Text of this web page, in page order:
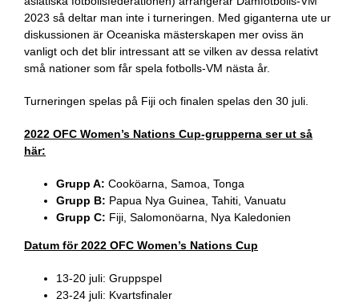
2023 så deltar man inte i turneringen. Med giganterna ute ur
diskussionen är Oceaniska mästerskapen mer oviss än
vanligt och det blir intressant att se vilken av dessa relativt
små nationer som får spela fotbolls-VM nästa år.
Turneringen spelas på Fiji och finalen spelas den 30 juli.
2022 OFC Women’s Nations Cup-grupperna ser ut så
här:
Grupp A: Cooköarna, Samoa, Tonga
Grupp B: Papua Nya Guinea, Tahiti, Vanuatu
Grupp C: Fiji, Salomonöarna, Nya Kaledonien
Datum för 2022 OFC Women’s Nations Cup
13-20 juli: Gruppspel
23-24 juli: Kvartsfinaler